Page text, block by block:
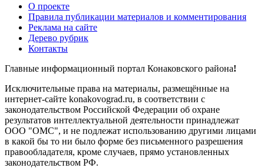
О проекте
Правила публикации материалов и комментирования
Реклама на сайте
Дерево рубрик
Контакты
Главные информационный портал Конаковского района!
Исключительные права на материалы, размещённые на
интернет-сайте konakovograd.ru, в соответствии с
законодательством Российской Федерации об охране
результатов интеллектуальной деятельности принадлежат
ООО "ОМС", и не подлежат использованию другими лицами
в какой бы то ни было форме без письменного разрешения
правообладателя, кроме случаев, прямо установленных
законодательством РФ.